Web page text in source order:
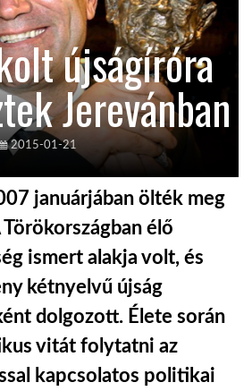
újságíróra
Jerevánban
2015-01-21
januárjában ölték meg
Törökországban élő
ismert alakja volt, és
kétnyelvű újság
dolgozott. Élete során
vitát folytatni az
kapcsolatos politikai